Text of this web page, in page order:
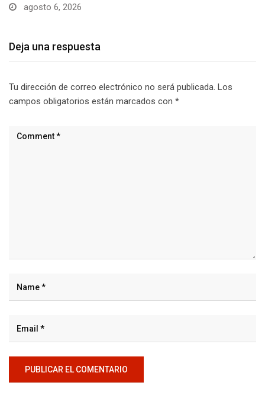
agosto 6, 2026
Deja una respuesta
Tu dirección de correo electrónico no será publicada. Los
campos obligatorios están marcados con *